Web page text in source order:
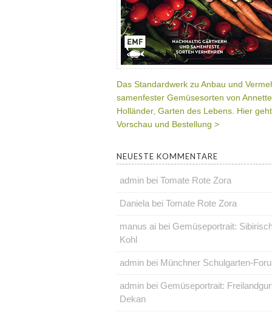
Das Standardwerk zu Anbau und
samenfester Gemüsesorten von Annette
Holländer, Garten des Lebens. Hier
Vorschau und Bestellung >
NEUESTE KOMMENTARE
admin bei Tomate Rote Zora
Daniela bei Tomate Rote Zora
manus ai bei Gemüseportrait:
Kohl
admin bei Münchner Schulgarten-
admin bei Gemüseportrait:
Dekan